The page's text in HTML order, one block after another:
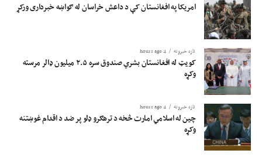
امریکا په افغانستان کې د داعش خراسان له ګواښه خبرداری ورکړ
تازه خبرونه 4 hours ago
کویټ له افغانستان بشري صندوق سره ۲.۵ میلیون ډالر مرسته
وکړه
تازه خبرونه 4 hours ago
چین له اسلامي امارت څخه د ترهګرو ډلو پر ضد د اقدام غوښتنه
وکړه